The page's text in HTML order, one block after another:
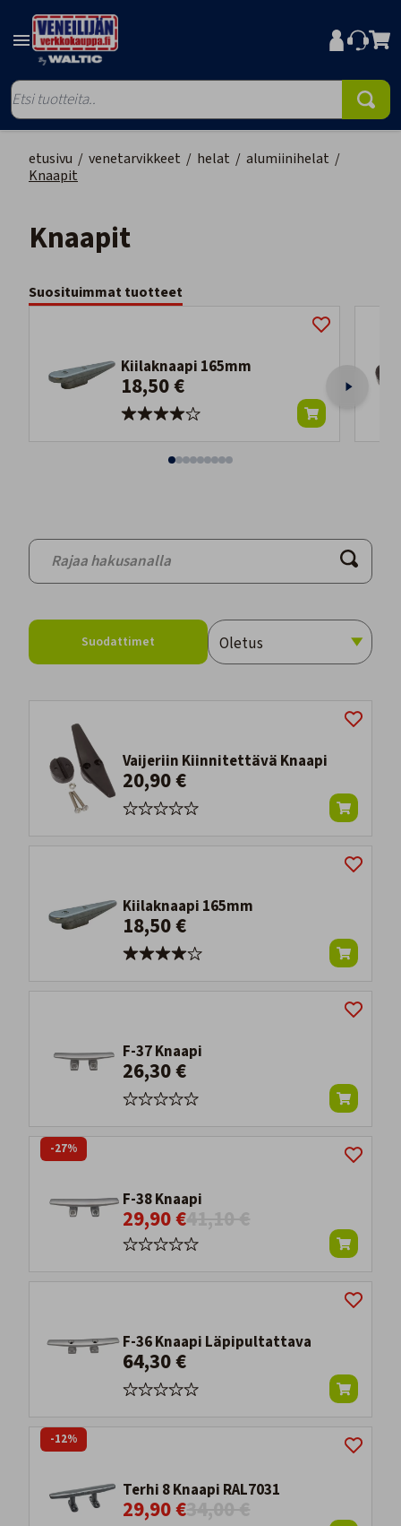
etusivu / venetarvikkeet / helat / alumiinihelat /
Knaapit
Knaapit
Suosituimmat tuotteet
Kiilaknaapi 165mm
18,50 €
Suodattimet
Vaijeriin Kiinnitettävä Knaapi
20,90 €
Kiilaknaapi 165mm
18,50 €
F-37 Knaapi
26,30 €
F-38 Knaapi
29,90 €
-27%
F-36 Knaapi Läpipultattava
64,30 €
Terhi 8 Knaapi RAL7031
29,90 €
-12%